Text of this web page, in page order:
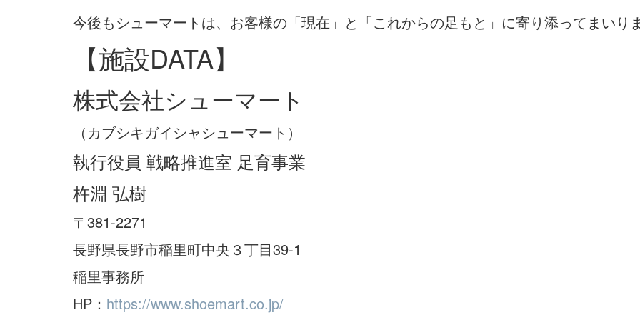
今後もシューマートは、お客様の「現在」と「これからの足もと」に寄り添ってまいり
【施設DATA】
株式会社シューマート
（カブシキガイシャシューマート）
執行役員 戦略推進室 足育事業
杵淵 弘樹
〒381-2271
長野県長野市稲里町中央３丁目39-1
稲里事務所
HP： https://www.shoemart.co.jp/